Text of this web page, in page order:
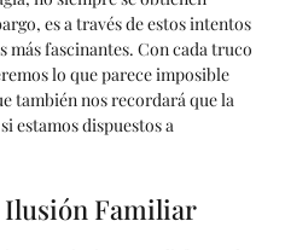
es a través de estos intentos
más fascinantes. Con cada truco
lo que parece imposible
también nos recordará que la
estamos dispuestos a
Ilusión Familiar